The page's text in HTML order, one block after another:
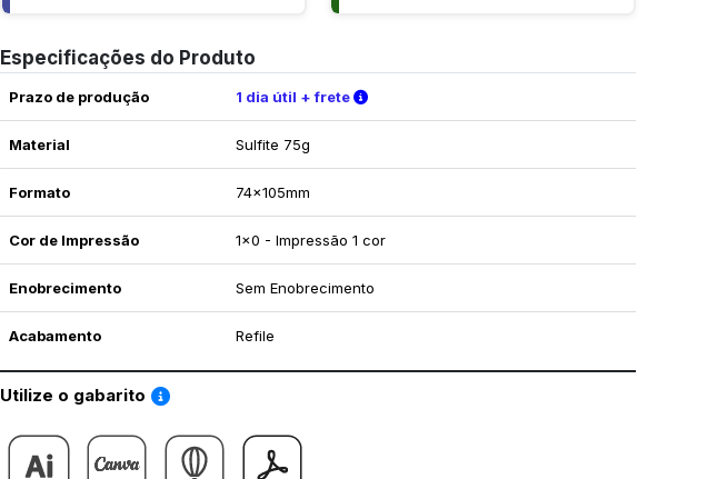
Especificações do Produto
Prazo de produção 1 dia útil + frete Verifique as condições de entrega
Material Sulfite 75g
Formato 74x105mm
Cor de Impressão 1x0 - Impressão 1 cor
Enobrecimento Sem Enobrecimento
Acabamento Refile
Utilize o gabarito Saiba como utilizar os nossos gabaritos